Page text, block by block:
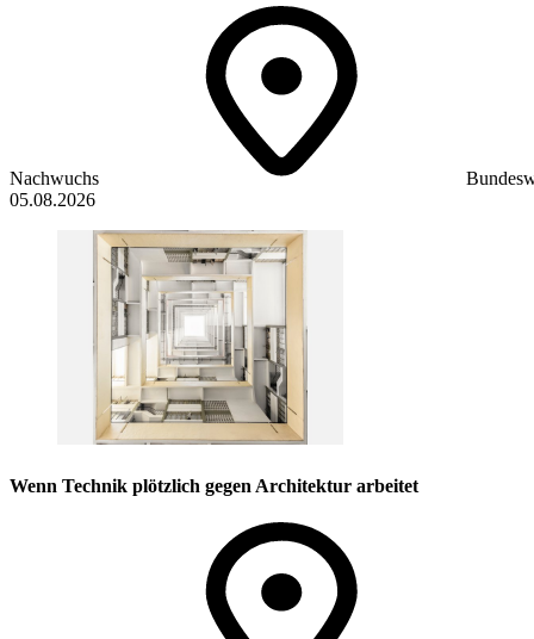
Nachwuchs
05.08.2026
Wenn Technik plötzlich gegen Architektur arbeitet